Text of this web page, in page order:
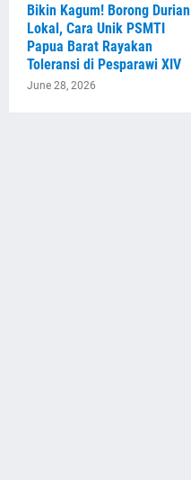
Bikin Kagum! Borong Durian
Lokal, Cara Unik PSMTI
Papua Barat Rayakan
Toleransi di Pesparawi XIV
June 28, 2026